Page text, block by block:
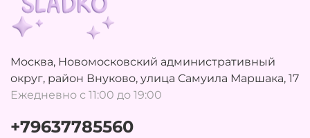
Москва, Новомосковский административный
округ, район Внуково, улица Самуила Маршака, 17
Ежедневно с 11:00 до 19:00
+79637785560